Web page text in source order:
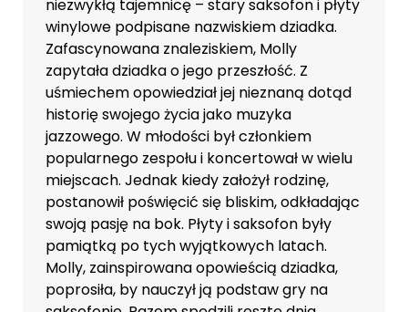
niezwykłą tajemnicę – stary saksofon i płyty
winylowe podpisane nazwiskiem dziadka.
Zafascynowana znaleziskiem, Molly
zapytała dziadka o jego przeszłość. Z
uśmiechem opowiedział jej nieznaną dotąd
historię swojego życia jako muzyka
jazzowego. W młodości był członkiem
popularnego zespołu i koncertował w wielu
miejscach. Jednak kiedy założył rodzinę,
postanowił poświęcić się bliskim, odkładając
swoją pasję na bok. Płyty i saksofon były
pamiątką po tych wyjątkowych latach.
Molly, zainspirowana opowieścią dziadka,
poprosiła, by nauczył ją podstaw gry na